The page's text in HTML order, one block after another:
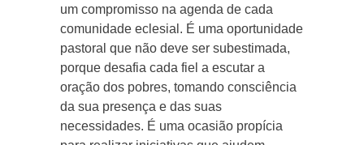
um compromisso na agenda de cada
comunidade eclesial. É uma oportunidade
pastoral que não deve ser subestimada,
porque desafia cada fiel a escutar a
oração dos pobres, tomando consciência
da sua presença e das suas
necessidades. É uma ocasião propícia